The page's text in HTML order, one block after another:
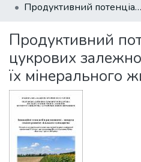
All of DSpace
Statistics
Продуктивний потенціал буряків цукрових залежно від оптимізації їх мінерального живлення
Продуктивний
цукрових залежно
їх мінерального